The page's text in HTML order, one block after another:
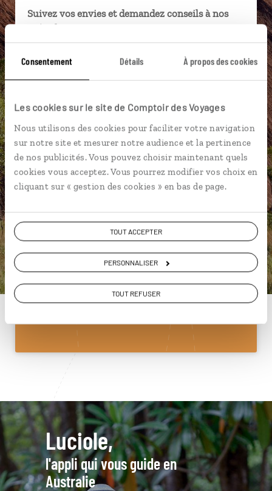
Consentement Détails À propos des cookies
Les cookies sur le site de Comptoir des Voyages
Nous utilisons des cookies pour faciliter votre navigation
sur notre site et mesurer notre audience et la pertinence
de nos publicités. Vous pouvez choisir maintenant quels
cookies vous acceptez. Vous pourrez modifier vos choix en
cliquant sur « gestion des cookies » en bas de page.
TOUT ACCEPTER
PERSONNALISER
TOUT REFUSER
Suivez vos envies et demandez conseils à nos
spécialistes
Ils sauront organiser votre itinéraire au plus
près de vos envies et de la réalité du pays.
connectés en agence, mais aussi par email ou
Vous gardez le même interlocuteur avant,
pendant et après votre voyage.
Construisez votre voyage avec un spécialiste Australie
01 86 95 65 03
Luciole,
l'appli qui vous guide en
Australie